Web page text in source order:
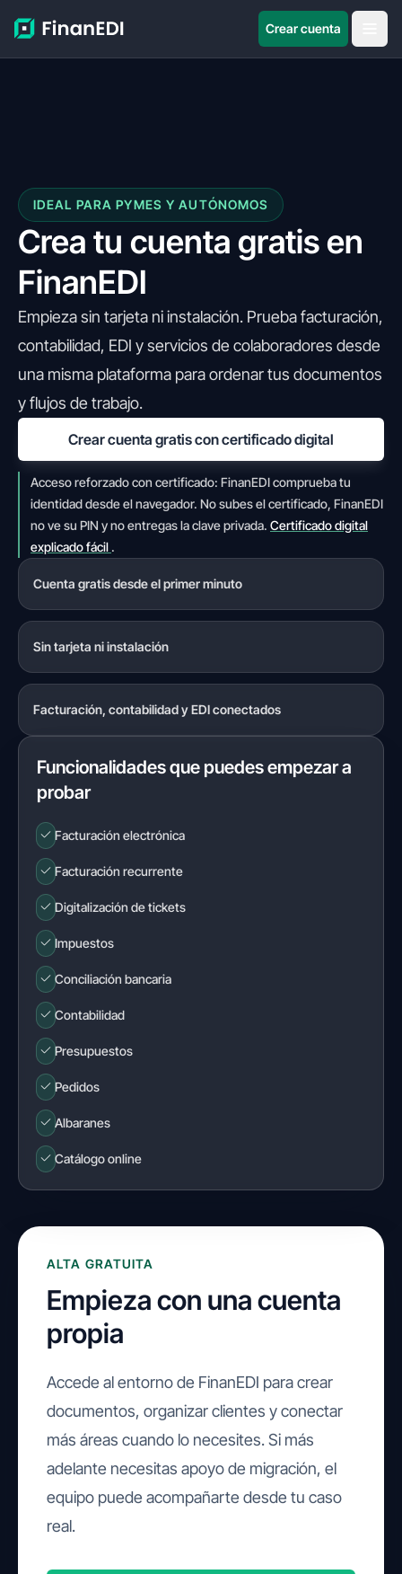
Crear cuenta
IDEAL PARA PYMES Y AUTÓNOMOS
Crea tu cuenta gratis en
FinanEDI
Empieza sin tarjeta ni instalación. Prueba facturación,
contabilidad, EDI y servicios de colaboradores desde
una misma plataforma para ordenar tus documentos
y flujos de trabajo.
Crear cuenta gratis con certificado digital
Acceso reforzado con certificado: FinanEDI comprueba tu
identidad desde el navegador. No subes el certificado, FinanEDI
no ve su PIN y no entregas la clave privada. Certificado digital
explicado fácil .
Cuenta gratis desde el primer minuto
Sin tarjeta ni instalación
Facturación, contabilidad y EDI conectados
Funcionalidades que puedes empezar a
probar
Facturación electrónica
Facturación recurrente
Digitalización de tickets
Impuestos
Conciliación bancaria
Contabilidad
Presupuestos
Pedidos
Albaranes
Catálogo online
ALTA GRATUITA
Empieza con una cuenta
propia
Accede al entorno de FinanEDI para crear
documentos, organizar clientes y conectar
más áreas cuando lo necesites. Si más
adelante necesitas apoyo de migración, el
equipo puede acompañarte desde tu caso
real.